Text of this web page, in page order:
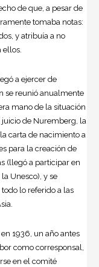
de que, a pesar de
tomaba notas:
y atribuía a no
ellos.
a ejercer de
se reunió anualmente
mano de la situación
de Nuremberg, la
carta de nacimiento a
para la creación de
(llegó a participar en
Unesco), y se
lo referido a las
1936, un año antes
como corresponsal,
en el comité